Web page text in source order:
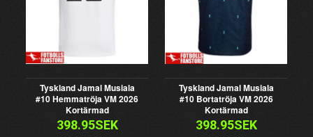
Tyskland Jamal Musiala
#10 Hemmatröja VM 2026
Kortärmad
398.95SEK
Tyskland Jamal Musiala
#10 Bortatröja VM 2026
Kortärmad
398.95SEK